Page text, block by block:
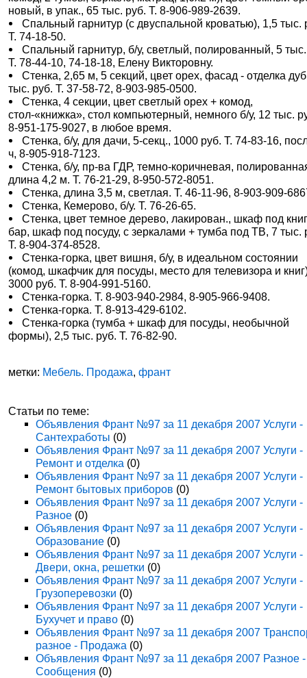
новый, в упак., 65 тыс. руб. Т. 8-906-989-2639.
Спальный гарнитур (с двуспальной кроватью), 1,5 тыс.
Т. 74-18-50.
Спальный гарнитур, б/у, светлый, полированный, 5
Т. 78-44-10, 74-18-18, Елену Викторовну.
Стенка, 2,65 м, 5 секций, цвет орех, фасад - отделка
тыс. руб. Т. 37-58-72, 8-903-985-0500.
Стенка, 4 секции, цвет светлый орех + комод,
стол-«книжка», стол компьютерный, немного б/у, 12 тыс.
8-951-175-9027, в любое время.
Стенка, б/у, для дачи, 5-секц., 1000 руб. Т. 74-83-16,
ч, 8-905-918-7123.
Стенка, б/у, пр-ва ГДР, темно-коричневая,
длина 4,2 м. Т. 76-21-29, 8-950-572-8051.
Стенка, длина 3,5 м, светлая. Т. 46-11-96, 8-903-909-
Стенка, Кемерово, б/у. Т. 76-26-65.
Стенка, цвет темное дерево, лакирован., шкаф под
бар, шкаф под посуду, с зеркалами + тумба под ТВ, 7 тыс.
Т. 8-904-374-8528.
Стенка-горка, цвет вишня, б/у, в идеальном состоянии
(комод, шкафчик для посуды, место для телевизора и
3000 руб. Т. 8-904-991-5160.
Стенка-горка. Т. 8-903-940-2984, 8-905-966-9408.
Стенка-горка. Т. 8-913-429-6102.
Стенка-горка (тумба + шкаф для посуды, необычной
формы), 2,5 тыс. руб. Т. 76-82-90.
метки: Мебель. Продажа,франт
Статьи по теме:
Объявления Франт №97 за 11 декабря 2007 Услуги -
Сантехработы (0)
Объявления Франт №97 за 11 декабря 2007 Услуги -
Ремонт и отделка (0)
Объявления Франт №97 за 11 декабря 2007 Услуги -
Ремонт бытовых приборов (0)
Объявления Франт №97 за 11 декабря 2007 Услуги -
Разное (0)
Объявления Франт №97 за 11 декабря 2007 Услуги -
Образование (0)
Объявления Франт №97 за 11 декабря 2007 Услуги -
Двери, окна, решетки (0)
Объявления Франт №97 за 11 декабря 2007 Услуги -
Грузоперевозки (0)
Объявления Франт №97 за 11 декабря 2007 Услуги -
Бухучет и право (0)
Объявления Франт №97 за 11 декабря 2007
разное - Продажа (0)
Объявления Франт №97 за 11 декабря 2007 Разное -
Сообщения (0)